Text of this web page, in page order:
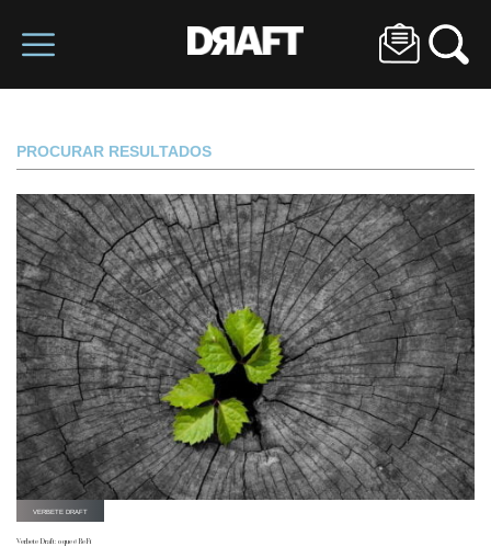
PROCURAR RESULTADOS
VERBETE DRAFT
Verbete Draft: o que é ReFi